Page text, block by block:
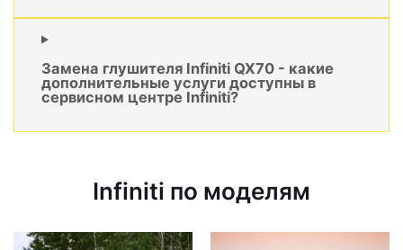
Замена глушителя Infiniti QX70 - какие
дополнительные услуги доступны в
сервисном центре Infiniti?
Infiniti по моделям